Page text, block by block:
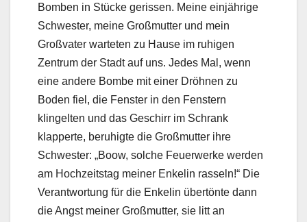
Bomben in Stücke gerissen. Meine einjährige
Schwester, meine Großmutter und mein
Großvater warteten zu Hause im ruhigen
Zentrum der Stadt auf uns. Jedes Mal, wenn
eine andere Bombe mit einer Dröhnen zu
Boden fiel, die Fenster in den Fenstern
klingelten und das Geschirr im Schrank
klapperte, beruhigte die Großmutter ihre
Schwester: „Boow, solche Feuerwerke werden
am Hochzeitstag meiner Enkelin rasseln!“ Die
Verantwortung für die Enkelin übertönte dann
die Angst meiner Großmutter, sie litt an